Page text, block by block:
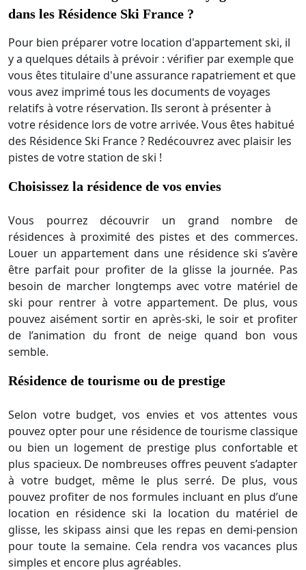
dans les Résidence Ski France ?
Pour bien préparer votre location d'appartement ski, il
y a quelques détails à prévoir : vérifier par exemple que
vous êtes titulaire d'une assurance rapatriement et que
vous avez imprimé tous les documents de voyages
relatifs à votre réservation. Ils seront à présenter à
votre résidence lors de votre arrivée. Vous êtes habitué
des Résidence Ski France ? Redécouvrez avec plaisir les
pistes de votre station de ski !
Choisissez la résidence de vos envies
Vous pourrez découvrir un grand nombre de
résidences à proximité des pistes et des commerces.
Louer un appartement dans une résidence ski s’avère
être parfait pour profiter de la glisse la journée. Pas
besoin de marcher longtemps avec votre matériel de
ski pour rentrer à votre appartement. De plus, vous
pouvez aisément sortir en après-ski, le soir et profiter
de l’animation du front de neige quand bon vous
semble.
Résidence de tourisme ou de prestige
Selon votre budget, vos envies et vos attentes vous
pouvez opter pour une résidence de tourisme classique
ou bien un logement de prestige plus confortable et
plus spacieux. De nombreuses offres peuvent s’adapter
à votre budget, même le plus serré. De plus, vous
pouvez profiter de nos formules incluant en plus d’une
location en résidence ski la location du matériel de
glisse, les skipass ainsi que les repas en demi-pension
pour toute la semaine. Cela rendra vos vacances plus
simples et encore plus agréables.